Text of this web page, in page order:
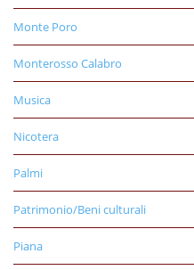
Monte Poro
Monterosso Calabro
Musica
Nicotera
Palmi
Patrimonio/Beni culturali
Piana